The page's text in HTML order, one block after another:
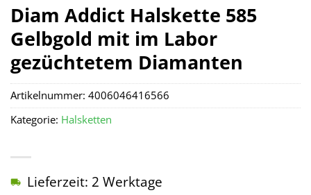
Diam Addict Halskette 585
Gelbgold mit im Labor
gezüchtetem Diamanten
Lieferzeit: 2 Werktage
Artikelnummer: 4006046416566
Kategorie: Halsketten